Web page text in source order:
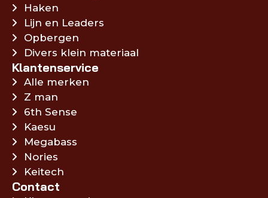
Haken
Lijn en Leaders
Opbergen
Divers klein materiaal
Klantenservice
Alle merken
Z man
6th Sense
Kaesu
Megabass
Nories
Keitech
Contact